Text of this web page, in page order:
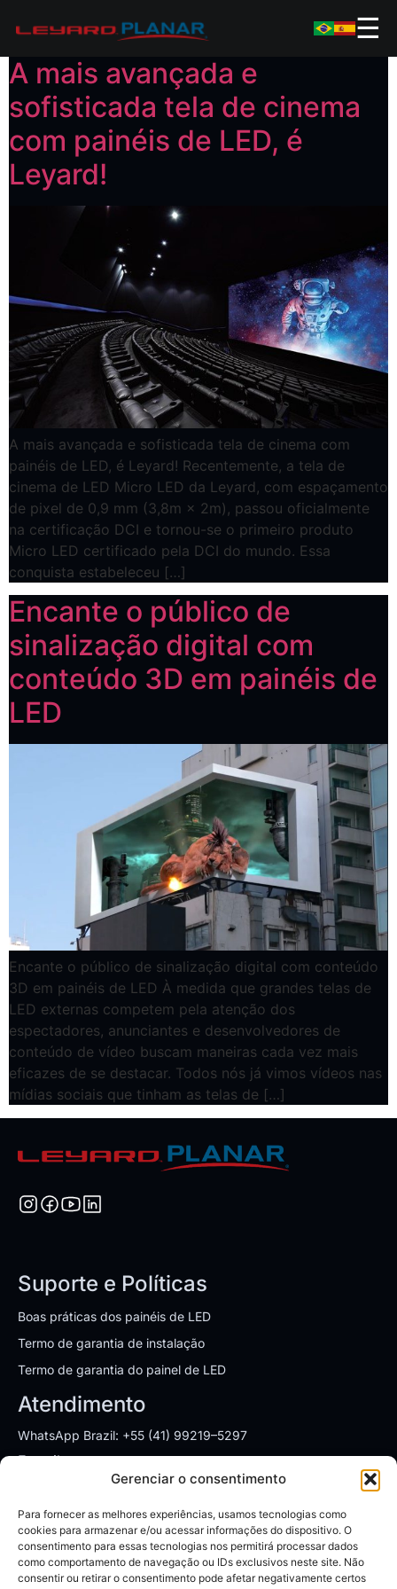
Gerenciar o consentimento
Para fornecer as melhores experiências, usamos tecnologias como
cookies para armazenar e/ou acessar informações do dispositivo. O
consentimento para essas tecnologias nos permitirá processar dados
como comportamento de navegação ou IDs exclusivos neste site. Não
consentir ou retirar o consentimento pode afetar negativamente certos
☰
A mais avançada e
sofisticada tela de cinema
com painéis de LED, é
Leyard!
A mais avançada e sofisticada tela de cinema com
painéis de LED, é Leyard! Recentemente, a tela de
cinema de LED Micro LED da Leyard, com espaçamento
de pixel de 0,9 mm (3,8m × 2m), passou oficialmente
na certificação DCI e tornou-se o primeiro produto
Micro LED certificado pela DCI do mundo. Essa
conquista estabeleceu […]
Encante o público de
sinalização digital com
conteúdo 3D em painéis de
LED
Encante o público de sinalização digital com conteúdo
3D em painéis de LED À medida que grandes telas de
LED externas competem pela atenção dos
espectadores, anunciantes e desenvolvedores de
conteúdo de vídeo buscam maneiras cada vez mais
eficazes de se destacar. Todos nós já vimos vídeos nas
mídias sociais que tinham as telas de […]
Suporte e Políticas
Boas práticas dos painéis de LED
Termo de garantia de instalação
Termo de garantia do painel de LED
Atendimento
WhatsApp Brazil: +55 (41) 99219–5297
E-mail:sales.brazil@leyardgroup.com
SÃO PAULO
Av. Dr. Chucri Zaidan, 1550, cj 1905
Vila São Francisco/SP - CEP: 04711-130